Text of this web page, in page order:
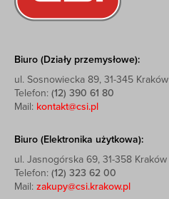
Biuro (Działy przemysłowe):
ul. Sosnowiecka 89, 31-345 Kraków
Telefon: (12) 390 61 80
Mail: kontakt@csi.pl
Biuro (Elektronika użytkowa):
ul. Jasnogórska 69, 31-358 Kraków
Telefon: (12) 323 62 00
Mail: zakupy@csi.krakow.pl